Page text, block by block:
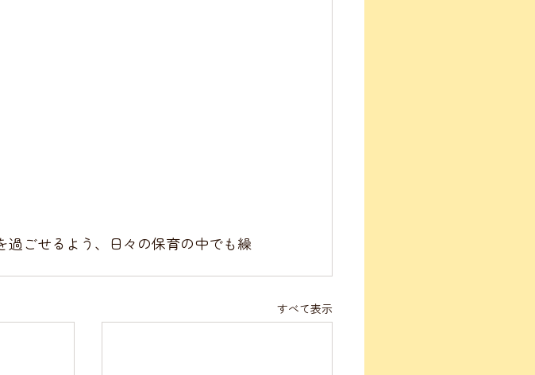
ごせるよう、日々の保育の中でも繰
すべて表示